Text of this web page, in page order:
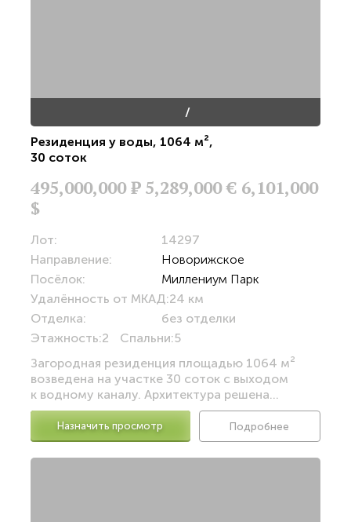
/
Резиденция у воды, 1064 м²,
30 соток
495,000,000Р 5,289,000 € 6,101,000
$
Лот:
14297
Направление:
Новорижское
Посёлок:
Миллениум Парк
Удалённость от МКАД:24 км
Отделка:
без отделки
Этажность:2 Спальни:5
Загородная резиденция площадью 1064 м²
возведена на участке 30 соток с выходом
к водному каналу. Архитектура решена...
Назначить просмотр Подробнее